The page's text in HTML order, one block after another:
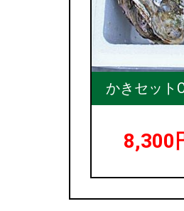
かきセット
8,300